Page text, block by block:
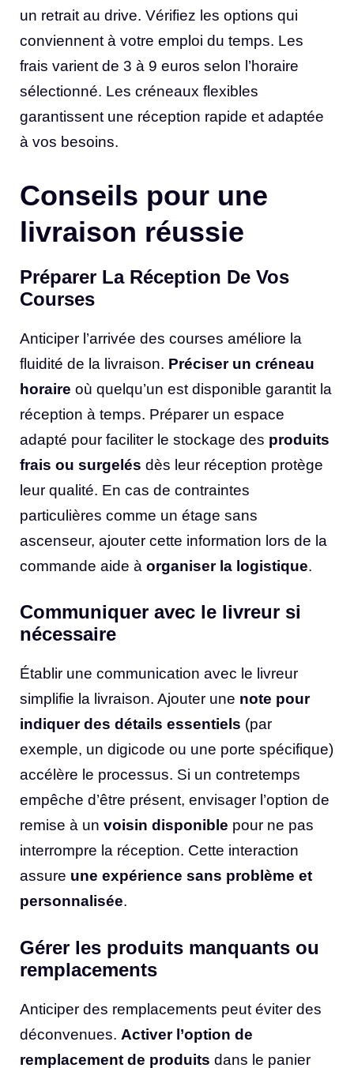
un retrait au drive. Vérifiez les options qui
conviennent à votre emploi du temps. Les
frais varient de 3 à 9 euros selon l’horaire
sélectionné. Les créneaux flexibles
garantissent une réception rapide et adaptée
à vos besoins.
Conseils pour une
livraison réussie
Préparer La Réception De Vos
Courses
Anticiper l’arrivée des courses améliore la
fluidité de la livraison. Préciser un créneau
horaire où quelqu’un est disponible garantit la
réception à temps. Préparer un espace
adapté pour faciliter le stockage des produits
frais ou surgelés dès leur réception protège
leur qualité. En cas de contraintes
particulières comme un étage sans
ascenseur, ajouter cette information lors de la
commande aide à organiser la logistique.
Communiquer avec le livreur si
nécessaire
Établir une communication avec le livreur
simplifie la livraison. Ajouter une note pour
indiquer des détails essentiels (par
exemple, un digicode ou une porte spécifique)
accélère le processus. Si un contretemps
empêche d’être présent, envisager l’option de
remise à un voisin disponible pour ne pas
interrompre la réception. Cette interaction
assure une expérience sans problème et
personnalisée.
Gérer les produits manquants ou
remplacements
Anticiper des remplacements peut éviter des
déconvenues. Activer l’option de
remplacement de produits dans le panier